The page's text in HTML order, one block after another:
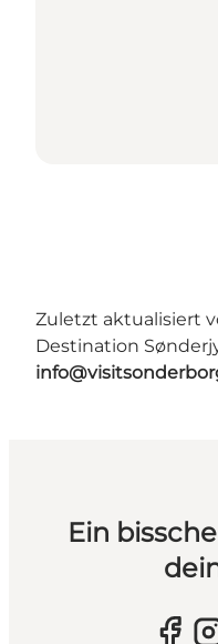
Zuletzt aktualisiert
Destination
Ein